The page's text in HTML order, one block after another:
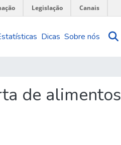
Legislação Canais
Dicas Sobre nós
de alimentos